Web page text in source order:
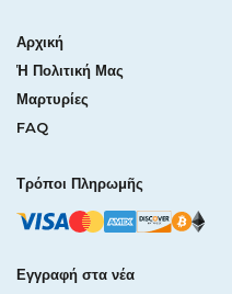
Αρχική
Ἡ Πολιτική Μας
Μαρτυρίες
FAQ
Τρόποι Πληρωμῆς
Εγγραφή στα νέα